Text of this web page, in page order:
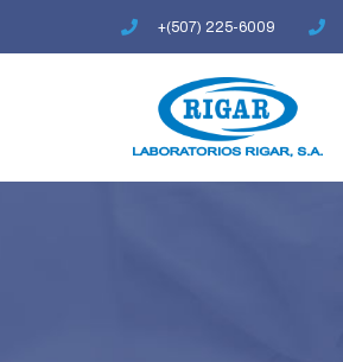
+(507) 225-6009